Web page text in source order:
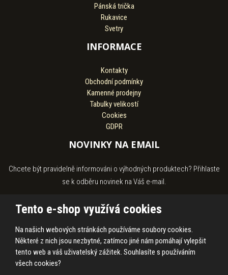
Tento e-shop využívá cookies
Na našich webových stránkách používáme soubory cookies.
Některé z nich jsou nezbytné, zatímco jiné nám pomáhají vylepšit
tento web a váš uživatelský zážitek. Souhlasíte s používáním
všech cookies?
Pánská trička
Rukavice
Svetry
INFORMACE
Kontakty
Obchodní podmínky
Kamenné prodejny
Tabulky velikostí
Cookies
GDPR
NOVINKY NA EMAIL
Chcete být pravidelně informováni o výhodných produktech? Přihlaste
se k odběru novinek na Váš e-mail.
Souhlasím sezpracováním osobních údajů.